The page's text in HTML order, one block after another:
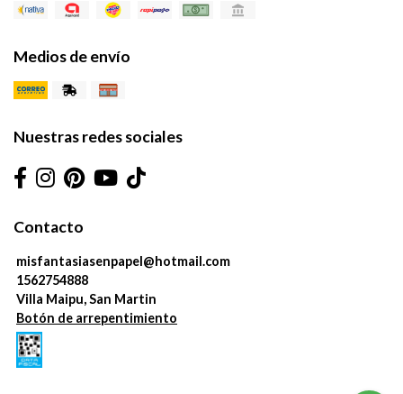
Medios de envío
Nuestras redes sociales
Contacto
misfantasiasenpapel@hotmail.com
1562754888
Villa Maipu, San Martin
Botón de arrepentimiento